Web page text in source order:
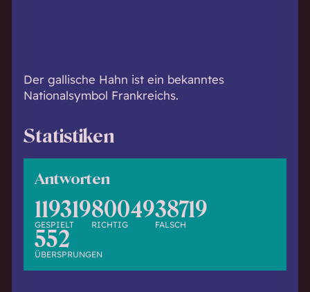
Der gallische Hahn ist ein bekanntes
Nationalsymbol Frankreichs.
Statistiken
Antworten
119319
GESPIELT
80049
RICHTIG
38719
FALSCH
552
ÜBERSPRUNGEN